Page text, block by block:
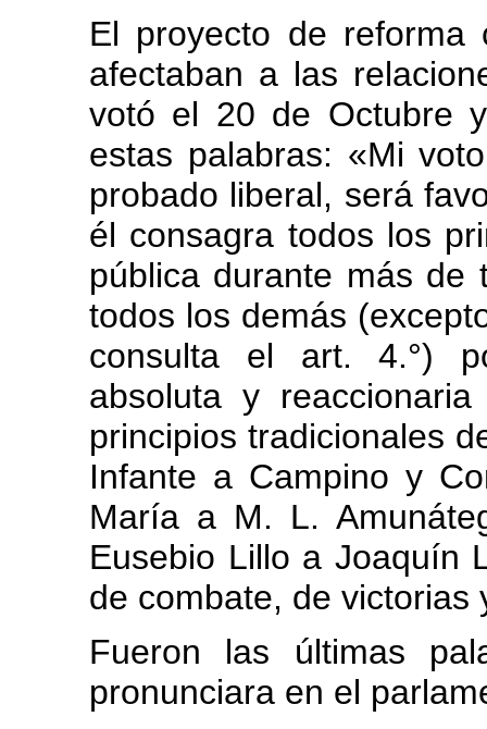
El proyecto de reforma
afectaban a las
votó el 20 de Octubre
estas palabras: «Mi
probado liberal, será
él consagra todos los
pública durante más de
todos los demás
consulta el art. 4.°)
absoluta y
principios tradicionales
Infante a Campino y
María a M. L.
Eusebio Lillo a Joaquín
de combate, de victorias
Fueron las últimas
pronunciara en el